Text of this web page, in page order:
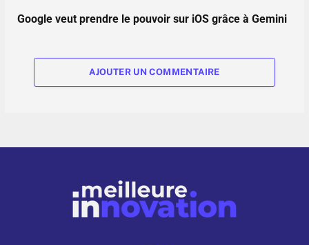
Google veut prendre le pouvoir sur iOS grâce à Gemini
AJOUTER UN COMMENTAIRE